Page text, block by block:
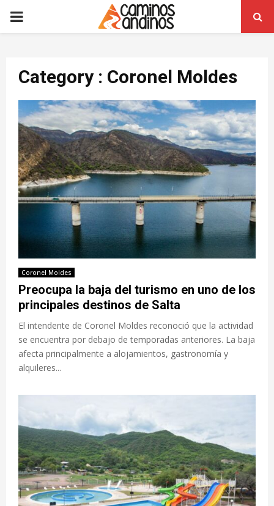
PRIMARY
Category : Coronel Moldes
Coronel Moldes
Preocupa la baja del turismo en uno de los
principales destinos de Salta
El intendente de Coronel Moldes reconoció que la actividad
se encuentra por debajo de temporadas anteriores. La baja
afecta principalmente a alojamientos, gastronomía y
alquileres...